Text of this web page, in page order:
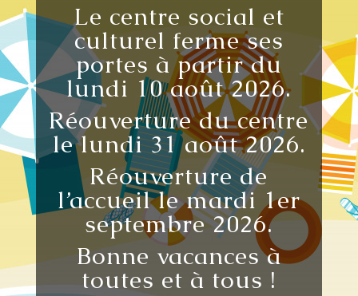
Le centre social et
culturel ferme ses
portes à partir du
lundi 10 août 2026.
Réouverture du centre
le lundi 31 août 2026.
Réouverture de
l’accueil le mardi 1er
septembre 2026.
Bonne vacances à
toutes et à tous !